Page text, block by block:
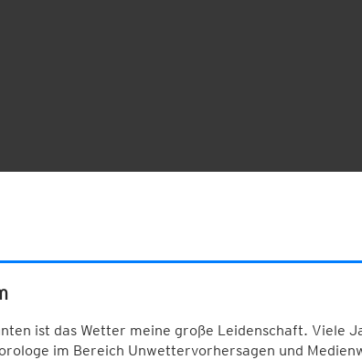
ist das Wetter meine große Leidenschaft. Viele
im Bereich Unwettervorhersagen und